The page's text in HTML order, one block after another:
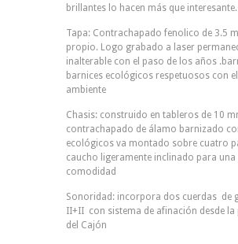
brillantes lo hacen más que interesante.
Tapa: Contrachapado fenolico de 3.5
propio. Logo grabado a laser
inalterable con el paso de los años
barnices ecológicos respetuosos con
ambiente
Chasis: construido en tableros de 10
contrachapado de álamo barnizado
ecológicos va montado sobre cuatro
caucho ligeramente inclinado para
comodidad
Sonoridad: incorpora dos cuerdas de
II+II con sistema de afinación desde la
del Cajón